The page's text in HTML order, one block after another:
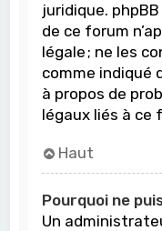
juridique.
de ce forum
légale ; ne les
comme indiqué
à propos de
légaux liés à ce
Haut
Pourquoi ne
Un